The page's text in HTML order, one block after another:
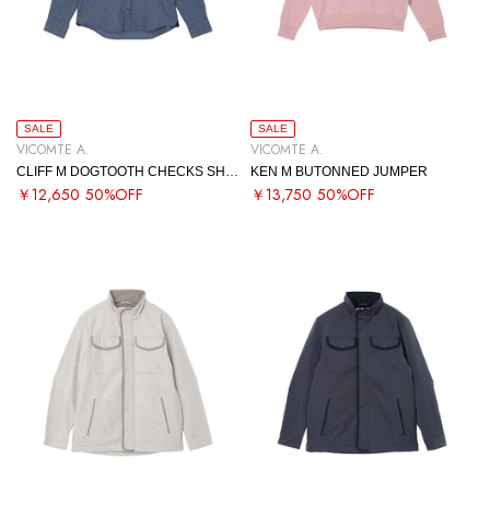
SALE
VICOMTE A.
￥12,650 50%OFF
SALE
VICOMTE A.
KEN M BUTONNED JUMPER
￥13,750 50%OFF